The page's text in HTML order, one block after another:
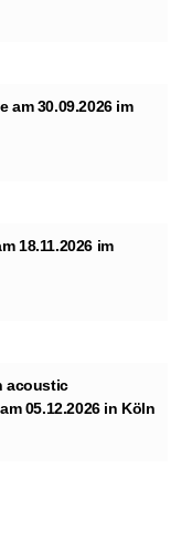
am 30.09.2026 im
18.11.2026 im
acoustic
05.12.2026 in Köln